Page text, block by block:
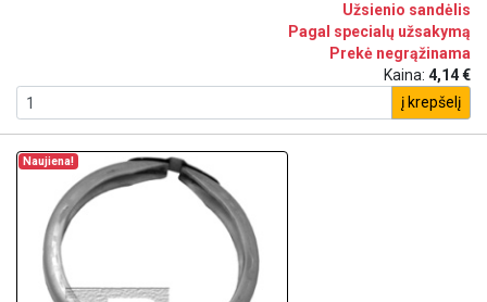
Užsienio sandėlis
Pagal specialų užsakymą
Prekė negrąžinama
Kaina: 4,14 €
į krepšelį
Naujiena!